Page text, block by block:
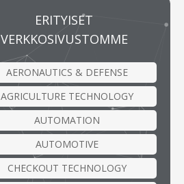
ERITYISET
VERKKOSIVUSTOMME
AERONAUTICS & DEFENSE
AGRICULTURE TECHNOLOGY
AUTOMATION
AUTOMOTIVE
CHECKOUT TECHNOLOGY